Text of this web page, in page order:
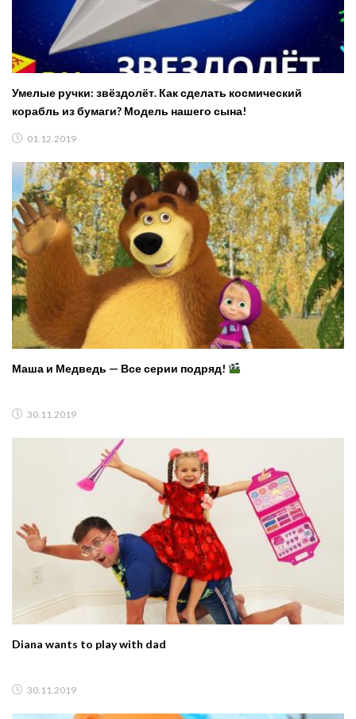
Умелые ручки: звёздолёт. Как сделать космический
корабль из бумаги? Модель нашего сына!
01.12.2019
Маша и Медведь — Все серии подряд!
30.11.2019
Diana wants to play with dad
30.11.2019